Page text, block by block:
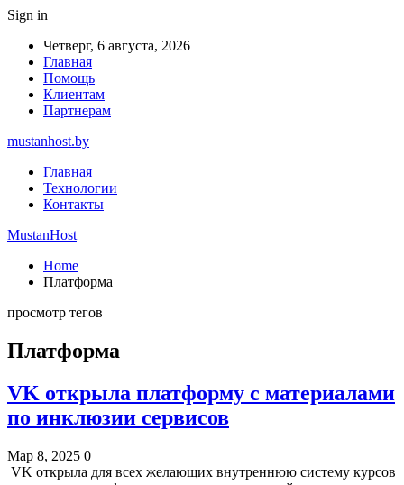
Sign in
Четверг, 6 августа, 2026
Главная
Помощь
Клиентам
Партнерам
mustanhost.by
Главная
Технологии
Контакты
MustanHost
Home
Платформа
просмотр тегов
Платформа
VK открыла платформу с материалами
по инклюзии сервисов
Мар 8, 2025 0
VK открыла для всех желающих внутреннюю систему курсов